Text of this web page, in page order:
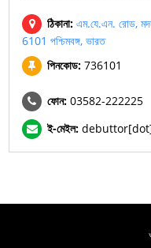
ঠিকানা: এম.যে.এন. রোড,
6101 পশ্চিমবঙ্গ, ভারত
পিনকোড: 736101
ফোন: 03582-222225
ই-মেইল: